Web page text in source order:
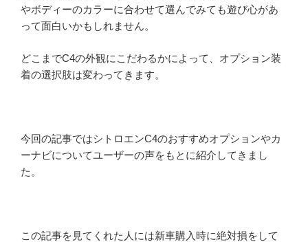
やボディーのカラーに合わせて選んでみても遊び心があ
って面白いかもしれません。
どこまでC4の外観にこだわるかによって、オプション装
着の選択肢は変わってきます。
今回の記事ではシトロエンC4のおすすめオプションやカ
ーナビについてユーザーの声をもとに紹介してきまし
た。
この記事を見てくれた人には新車購入時に絶対損をして